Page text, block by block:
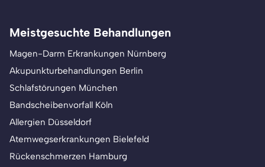
Meistgesuchte Behandlungen
Magen-Darm Erkrankungen Nürnberg
Akupunkturbehandlungen Berlin
Schlafstörungen München
Bandscheibenvorfall Köln
Allergien Düsseldorf
Atemwegserkrankungen Bielefeld
Rückenschmerzen Hamburg